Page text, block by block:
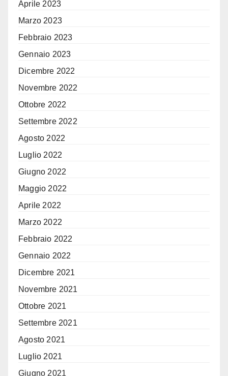
Aprile 2023
Marzo 2023
Febbraio 2023
Gennaio 2023
Dicembre 2022
Novembre 2022
Ottobre 2022
Settembre 2022
Agosto 2022
Luglio 2022
Giugno 2022
Maggio 2022
Aprile 2022
Marzo 2022
Febbraio 2022
Gennaio 2022
Dicembre 2021
Novembre 2021
Ottobre 2021
Settembre 2021
Agosto 2021
Luglio 2021
Giugno 2021